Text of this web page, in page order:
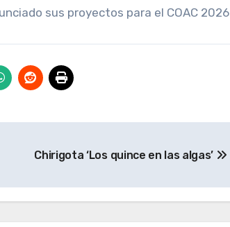
sus proyectos para el COAC 2026
Chirigota ‘Los quince en las algas’